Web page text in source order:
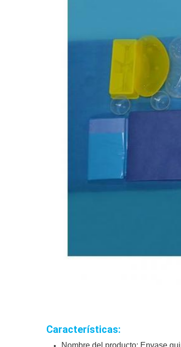
Características:
Nombre del producto: Envase